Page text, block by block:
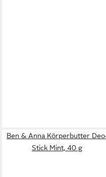
Ben & Anna Körperbutter
Stick Mint, 40 g